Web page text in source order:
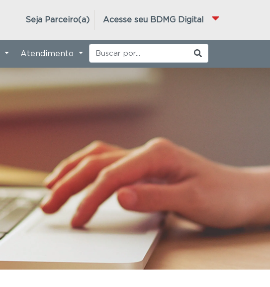
Acesse seu BDMG Digital
Seja Parceiro(a)
Atendimento